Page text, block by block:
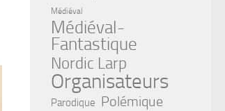
Médiéval
Médiéval-
Fantastique
Nordic Larp
Organisateurs
Parodique Polémique